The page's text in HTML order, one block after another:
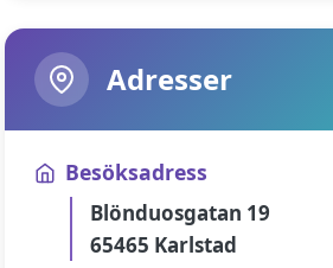
Adresser
Besöksadress
Blönduosgatan 19
65465 Karlstad